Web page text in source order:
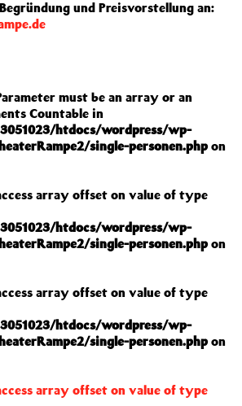
und Preisvorstellung an:
must be an array or an
Countable in
htdocs/wordpress/wp-
single-personen.phpon
array offset on value of type
htdocs/wordpress/wp-
single-personen.phpon
array offset on value of type
htdocs/wordpress/wp-
single-personen.phpon
array offset on value of type